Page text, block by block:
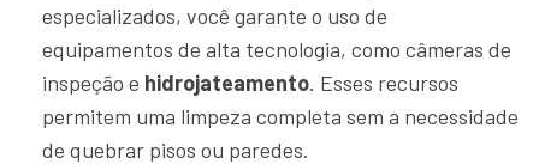
especializados, você garante o uso de
equipamentos de alta tecnologia, como câmeras de
inspeção e hidrojateamento. Esses recursos
permitem uma limpeza completa sem a necessidade
de quebrar pisos ou paredes.